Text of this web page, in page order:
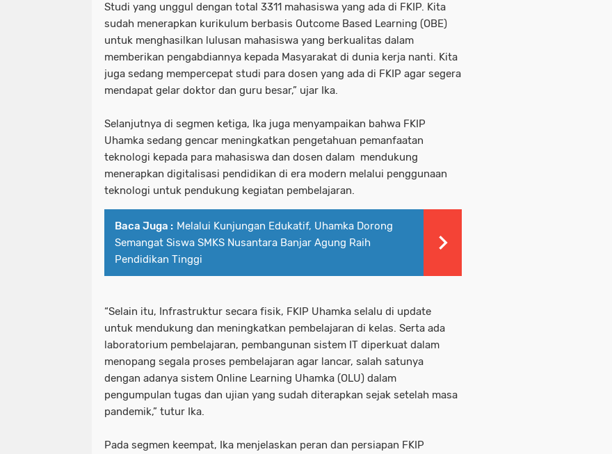
Studi yang unggul dengan total 3311 mahasiswa yang ada di FKIP. Kita
sudah menerapkan kurikulum berbasis Outcome Based Learning (OBE)
untuk menghasilkan lulusan mahasiswa yang berkualitas dalam
memberikan pengabdiannya kepada Masyarakat di dunia kerja nanti. Kita
juga sedang mempercepat studi para dosen yang ada di FKIP agar segera
mendapat gelar doktor dan guru besar,” ujar Ika.
Selanjutnya di segmen ketiga, Ika juga menyampaikan bahwa FKIP
Uhamka sedang gencar meningkatkan pengetahuan pemanfaatan
teknologi kepada para mahasiswa dan dosen dalam mendukung
menerapkan digitalisasi pendidikan di era modern melalui penggunaan
teknologi untuk pendukung kegiatan pembelajaran.
Baca Juga : Melalui Kunjungan Edukatif, Uhamka Dorong
Semangat Siswa SMKS Nusantara Banjar Agung Raih
Pendidikan Tinggi
“Selain itu, Infrastruktur secara fisik, FKIP Uhamka selalu di update
untuk mendukung dan meningkatkan pembelajaran di kelas. Serta ada
laboratorium pembelajaran, pembangunan sistem IT diperkuat dalam
menopang segala proses pembelajaran agar lancar, salah satunya
dengan adanya sistem Online Learning Uhamka (OLU) dalam
pengumpulan tugas dan ujian yang sudah diterapkan sejak setelah masa
pandemik,” tutur Ika.
Pada segmen keempat, Ika menjelaskan peran dan persiapan FKIP